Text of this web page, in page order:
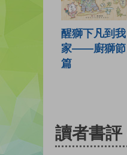
醒獅下凡到我
家——廚獅節
篇
讀者書評